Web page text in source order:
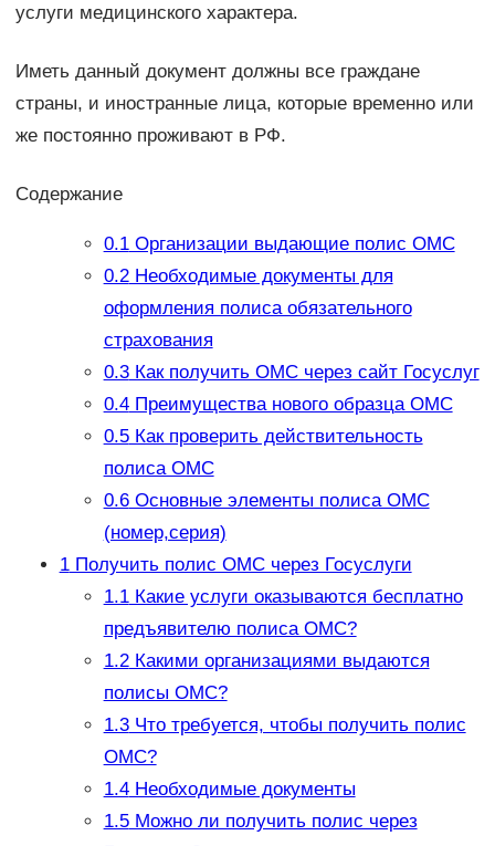
услуги медицинского характера.
Иметь данный документ должны все граждане
страны, и иностранные лица, которые временно или
же постоянно проживают в РФ.
Содержание
0.1Организации выдающие полис ОМС
0.2Необходимые документы для
оформления полиса обязательного
страхования
0.3Как получить ОМС через сайт Госуслуг
0.4Преимущества нового образца ОМС
0.5Как проверить действительность
полиса ОМС
0.6Основные элементы полиса ОМС
(номер,серия)
1Получить полис ОМС через Госуслуги
1.1Какие услуги оказываются бесплатно
предъявителю полиса ОМС?
1.2Какими организациями выдаются
полисы ОМС?
1.3Что требуется, чтобы получить полис
ОМС?
1.4Необходимые документы
1.5Можно ли получить полис через